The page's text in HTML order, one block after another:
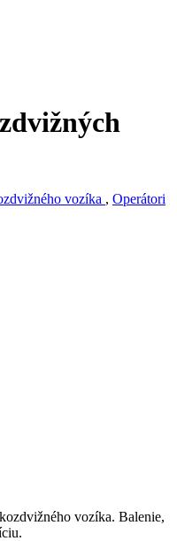
vozíka , Operátori
vozíka. Balenie,